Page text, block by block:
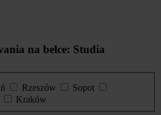
na belce: Studia
Rzeszów
Sopot
Kraków